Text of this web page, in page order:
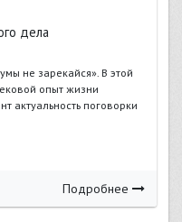
дела
не зарекайся». В этой
опыт жизни
актуальность поговорки
Подробнее